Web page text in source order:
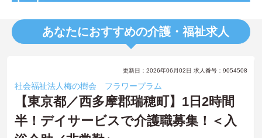
あなたにおすすめの介護・福祉求人
更新日：2026年06月02日 求人番号：9054508
社会福祉法人梅の樹会 フラワープラム
【東京都／西多摩郡瑞穂町】1日2時間
半！デイサービスで介護職募集！＜入